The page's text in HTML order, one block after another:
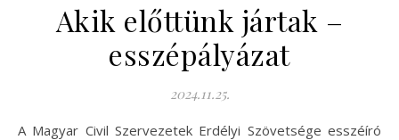
Akik előttünk jártak –
esszépályázat
2024.11.25.
A Magyar Civil Szervezetek Erdélyi Szövetsége esszéíró